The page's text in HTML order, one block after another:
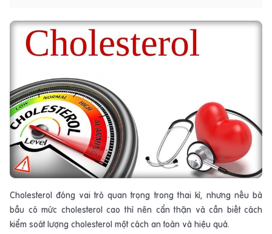
Cholesterol đóng vai trò quan trọng trong thai kì, nhưng nếu bà
bầu có mức cholesterol cao thì nên cẩn thận và cần biết cách
kiểm soát lượng cholesterol một cách an toàn và hiệu quả.